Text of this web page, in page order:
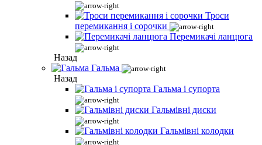
Троси
перемикання і сорочки
Перемикачі ланцюга
Назад
Гальма
Назад
Гальма і супорта
Гальмівні диски
Гальмівні колодки